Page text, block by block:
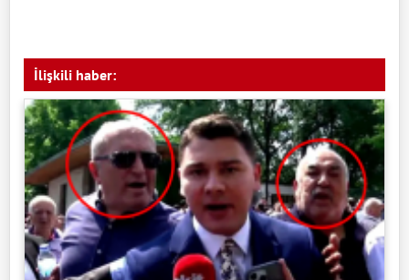
İlişkili haber: